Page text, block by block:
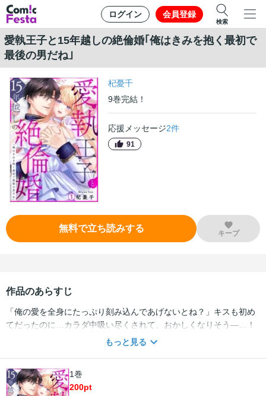
ログイン 会員登録
検索
愛執王子と15年越しの絶倫婚｢俺はきみを抱く最初で
最後の男だね｣
杞憂千
9巻完結！
応援メッセージ2件
91
無料で立ち読みする キープ
作品のあらすじ
「俺の愛を全身にたっぷり刻み込んであげないとね？」キスも初め
てだったのに…カラダ中吸い尽くされて、おかしくなりそう―…！
自らが育った孤児院を運営しているマリア。貧しくも楽しい生活を
い、それ以来生き別れとなっていた。そんなある日、悪質な取り立
てからマリアを護ってくれたのは…なんと王国の第一王子！マリア
もっと見る
1巻
200pt